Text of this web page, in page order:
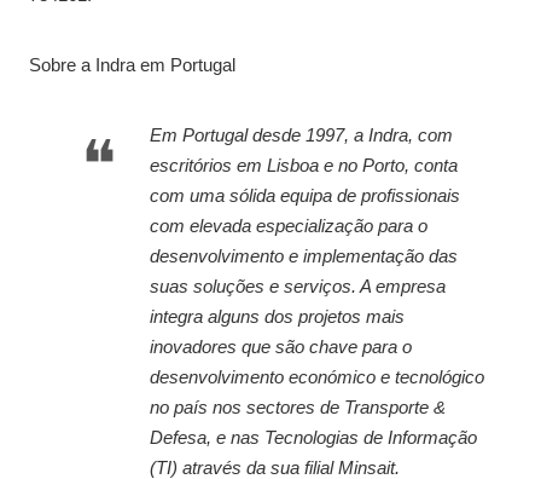
Sobre a Indra em Portugal
Em Portugal desde 1997, a Indra, com
escritórios em Lisboa e no Porto, conta
com uma sólida equipa de profissionais
com elevada especialização para o
desenvolvimento e implementação das
suas soluções e serviços. A empresa
integra alguns dos projetos mais
inovadores que são chave para o
desenvolvimento económico e tecnológico
no país nos sectores de Transporte &
Defesa, e nas Tecnologias de Informação
(TI) através da sua filial Minsait.